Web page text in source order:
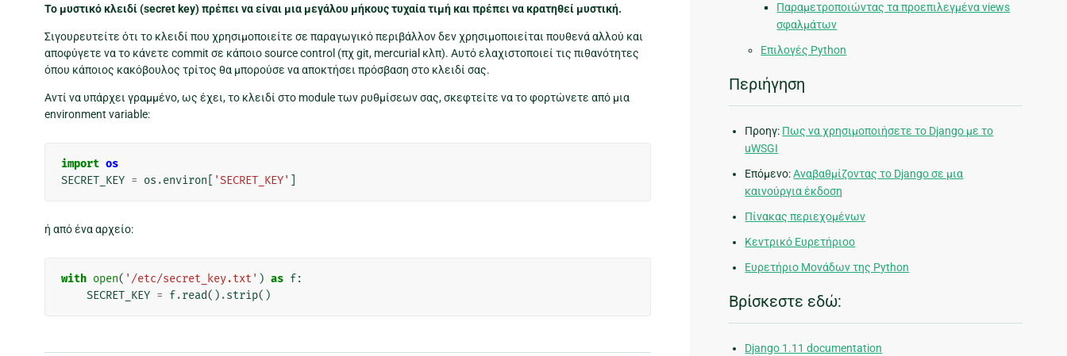
Το μυστικό κλειδί (secret key) πρέπει να είναι μια μεγάλου μήκους τυχαία τιμή και πρέπει να κρατηθεί μυστική.
Σιγουρευτείτε ότι το κλειδί που χρησιμοποιείτε σε παραγωγικό περιβάλλον δεν χρησιμοποιείται πουθενά αλλού και
αποφύγετε να το κάνετε commit σε κάποιο source control (πχ git, mercurial κλπ). Αυτό ελαχιστοποιεί τις πιθανότητες
όπου κάποιος κακόβουλος τρίτος θα μπορούσε να αποκτήσει πρόσβαση στο κλειδί σας.
Αντί να υπάρχει γραμμένο, ως έχει, το κλειδί στο module των ρυθμίσεων σας, σκεφτείτε να το φορτώνετε από μια
environment variable:
import os
SECRET_KEY = os .environ 'SECRET_KEY'
ή από ένα αρχείο:
with open( '/etc/secret_key.txt' ) as f:
SECRET_KEY = f.read() .strip()
Παραμετροποιώντας τα προεπιλεγμένα views
σφαλμάτων
Επιλογές Python
Περιήγηση
Προηγ: Πως να χρησιμοποιήσετε το Django με το
uWSGI
Επόμενο:Αναβαθμίζοντας το Django σε μια
καινούργια έκδοση
Πίνακας περιεχομένων
Κεντρικό Ευρετήριοο
Ευρετήριο Μονάδων της Python
Βρίσκεστε εδώ:
Django 1.11 documentation